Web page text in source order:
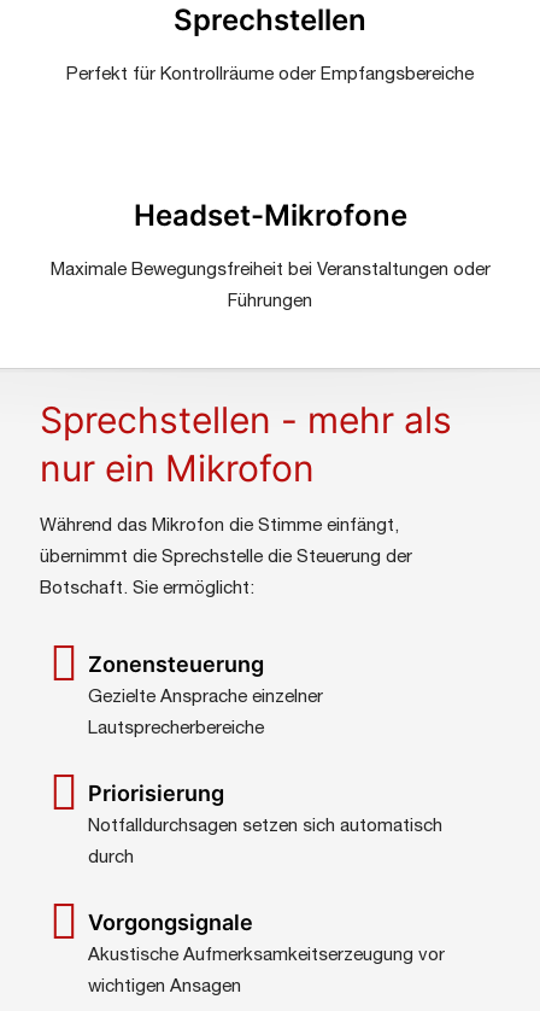
Sprechstellen
Perfekt für Kontrollräume oder Empfangsbereiche
Headset-Mikrofone
Maximale Bewegungsfreiheit bei Veranstaltungen oder
Führungen
Sprechstellen - mehr als
nur ein Mikrofon
Während das Mikrofon die Stimme einfängt,
übernimmt die Sprechstelle die Steuerung der
Botschaft. Sie ermöglicht:
Zonensteuerung
Gezielte Ansprache einzelner
Lautsprecherbereiche
Priorisierung
Notfalldurchsagen setzen sich automatisch
durch
Vorgongsignale
Akustische Aufmerksamkeitserzeugung vor
wichtigen Ansagen